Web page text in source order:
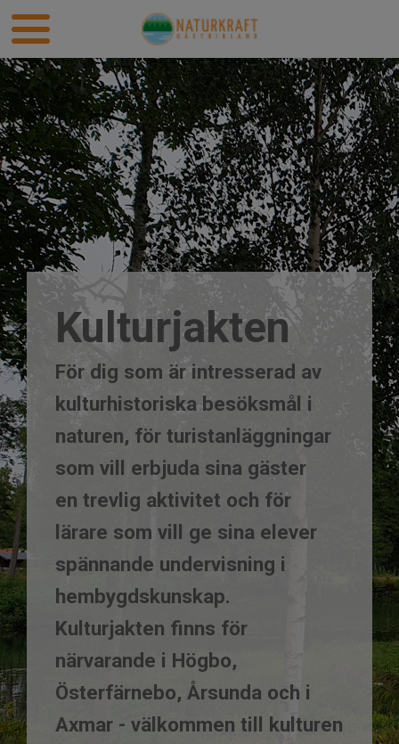
Kulturjakten
För dig som är intresserad av
kulturhistoriska besöksmål i
naturen, för turistanläggningar
som vill erbjuda sina gäster
en trevlig aktivitet och för
lärare som vill ge sina elever
spännande undervisning i
hembygdskunskap.
​​​​​​​Kulturjakten finns för
närvarande i Högbo,
Österfärnebo, Årsunda och i
Axmar - välkommen till kulturen